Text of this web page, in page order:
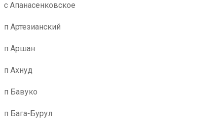
с Апанасенковское
п Артезианский
п Аршан
п Ахнуд
п Бавуко
п Бага-Бурул